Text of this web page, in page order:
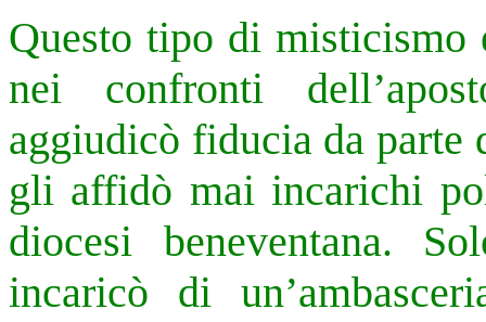
Questo tipo di misticismo
nei confronti
aggiudicò fiducia da parte
gli affidò mai incarichi
diocesi beneventana.
incaricò di